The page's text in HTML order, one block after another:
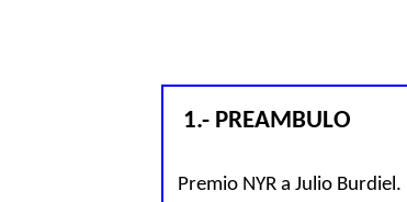
1.- PREAMBULO
Premio NYR a Julio Burdiel.